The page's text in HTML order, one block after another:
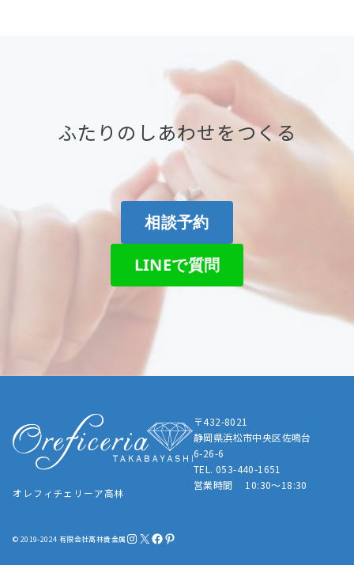
ふたりのしあわせをつくる
相談予約
LINEで質問
オレフィチェリーア高林
〒432-8021
静岡県浜松市中央区佐鳴台
6-26-6
TEL. 053-440-1651
営業時間 10:30～18:30
© 2019-2024 有限会社髙林貴金属InstagramX Facebook Pinterest